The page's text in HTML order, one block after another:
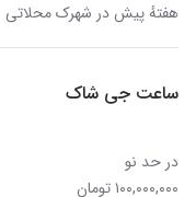
هفتهٔ پیش در شهرک محلاتی
ساعت جی شاک
در حد نو
۱۰۰,۰۰۰,۰۰۰ تومان